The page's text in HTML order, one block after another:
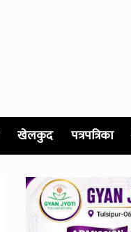
खेलकुद पत्रपत्रिका